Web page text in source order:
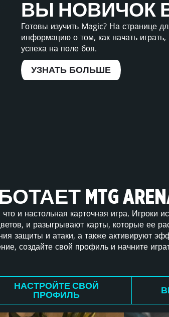
ВЫ НОВИЧОК В
Готовы изучить Magic? На странице
информацию о том, как начать
успеха на поле боя.
УЗНАТЬ БОЛЬШЕ
MTG
и настольная карточная игра. Игроки
и разыгрывают карты, которые ее
защиты и атаки, а также активируют
создайте свой профиль и начните
НАСТРОЙТЕ СВОЙ
ПРОФИЛЬ